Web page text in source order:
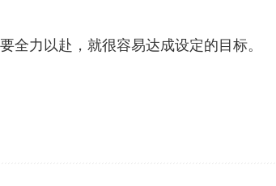
力以赴，就很容易达成设定的目标。